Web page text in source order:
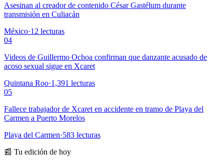
Asesinan al creador de contenido César Gastélum durante
transmisión en Culiacán
México·12 lecturas
04
Videos de Guillermo Ochoa confirman que danzante acusado de
acoso sexual sigue en Xcaret
Quintana Roo·1,391 lecturas
05
Fallece trabajador de Xcaret en accidente en tramo de Playa del
Carmen a Puerto Morelos
Playa del Carmen·583 lecturas
📰 Tu edición de hoy